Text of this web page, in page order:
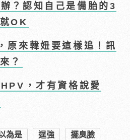
？認知自己是備胎的3
OK
原來韓妞要這樣追！訊
？
，才有資格說愛
為是 逞強 擺臭臉